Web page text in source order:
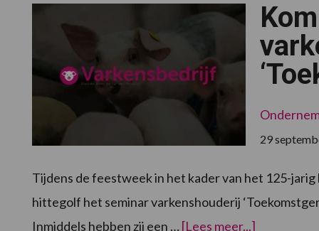
binnen
nieuwe
29
Tijdens de feestweek in het kader van het 125-
hittegolf het seminar varkenshouderij
Inmiddels hebben zij een … [Lees meer...]overKom